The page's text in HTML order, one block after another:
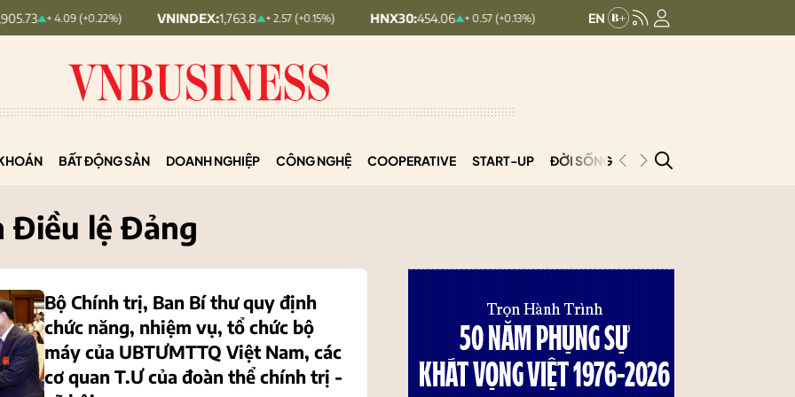
+ 4.09 (+0.22%) VNINDEX: 1,763.8 + 2.57 (+0.15%) HNX30: 454.06 + 0.57 (+0.13%) HNXINDEX: 292.73 0.46 (0.16%)
BẤT ĐỘNG SẢN DOANH NGHIỆP CÔNG NGHỆ COOPERATIVE START-UP ĐỜI SỐNG PODCAST
Điều lệ Đảng
Bộ Chính trị, Ban Bí thư quy định
chức năng, nhiệm vụ, tổ chức bộ
máy của UBTƯMTTQ Việt Nam, các
cơ quan T.Ư của đoàn thể chính trị -